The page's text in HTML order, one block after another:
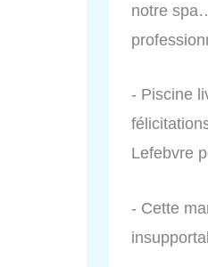
notre
- Piscine
Lefebvre
- Cette